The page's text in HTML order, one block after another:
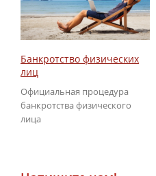
Банкротство физических
лиц
Официальная процедура
банкротства физического
лица